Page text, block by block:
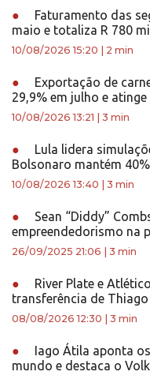
●
Faturamento das
maio e totaliza R 780
10/08/2026 15:20 2 min
●
Exportação de
29,9% em julho e
10/08/2026 13:21 3 min
●
Lula lidera
Bolsonaro mantém
10/08/2026 13:40 3 min
●
Sean “Diddy”
empreendedorismo na
26/09/2025 21:06 3 min
●
River Plate e
transferência de
08/08/2026 12:30 3 min
●
Iago Átila aponta
mundo e destaca o